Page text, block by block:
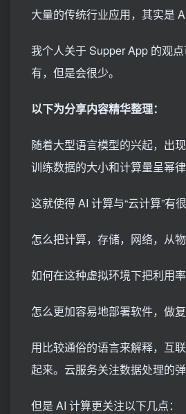
大量的传统行业应用，其实是
我个人关于 Supper App 的观
有，但是会很少。
以下为分享内容精华整理：
随着大型语言模型的兴起，出
训练数据的大小和计算量呈幂
这就使得 AI 计算与“云计算”有
怎么把计算，存储，网络，从
如何在这种虚拟环境下把利用
怎么更加容易地部署软件，做
用比较通俗的语言来解释，互
起来。云服务关注数据处理的弹
但是 AI 计算更关注以下几点：